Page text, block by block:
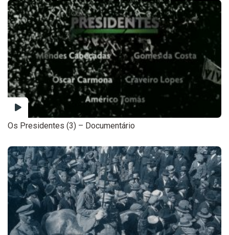
Os Presidentes (3) – Documentário